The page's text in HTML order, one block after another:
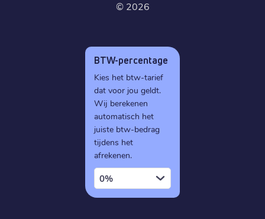
© 2026
BTW-percentage
Kies het btw-tarief
dat voor jou geldt.
Wij berekenen
automatisch het
juiste btw-bedrag
tijdens het
afrekenen.
0%